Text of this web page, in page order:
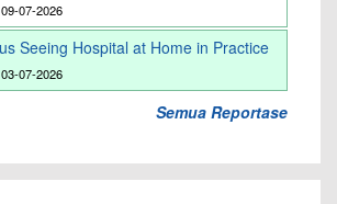
07-2026
Seeing Hospital at Home in Practice
07-2026
Semua Reportase